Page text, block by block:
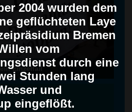
Einzelfall
2004 wurden dem
geflüchteten Laye
Bremen
vom
durch eine
Stunden lang
und
eingeflößt.